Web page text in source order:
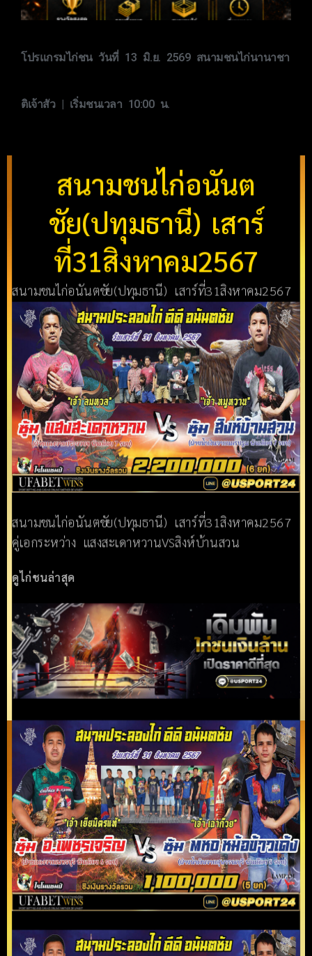
โปรแกรมไก่ชน วันที่ 13 มิ.ย. 2569 สนามชนไก่นานาชา
ติเจ้าสัว | เริ่มชนเวลา 10:00 น.
สนามชนไก่อนันต
ชัย(ปทุมธานี) เสาร์
ที่31สิงหาคม2567
สนามชนไก่อนันตชัย(ปทุมธานี) เสาร์ที่31สิงหาคม2567
สนามชนไก่อนันตชัย(ปทุมธานี) เสาร์ที่31สิงหาคม2567
คู่เอกระหว่าง แสงสะเดาหวานVSสิงห์บ้านสวน
ดูไก่ชนล่าสุด